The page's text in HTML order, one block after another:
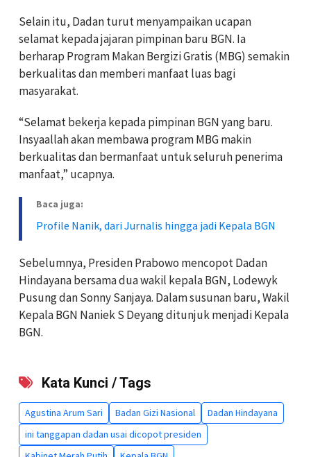
Selain itu, Dadan turut menyampaikan ucapan
selamat kepada jajaran pimpinan baru BGN. Ia
berharap Program Makan Bergizi Gratis (MBG) semakin
berkualitas dan memberi manfaat luas bagi
masyarakat.
“Selamat bekerja kepada pimpinan BGN yang baru.
Insyaallah akan membawa program MBG makin
berkualitas dan bermanfaat untuk seluruh penerima
manfaat,” ucapnya.
Baca juga:
Profile Nanik, dari Jurnalis hingga jadi Kepala BGN
Sebelumnya, Presiden Prabowo mencopot Dadan
Hindayana bersama dua wakil kepala BGN, Lodewyk
Pusung dan Sonny Sanjaya. Dalam susunan baru, Wakil
Kepala BGN Naniek S Deyang ditunjuk menjadi Kepala
BGN.
Kata Kunci / Tags
Agustina Arum Sari Badan Gizi Nasional
Dadan Hindayana
ini tanggapan dadan usai dicopot presiden